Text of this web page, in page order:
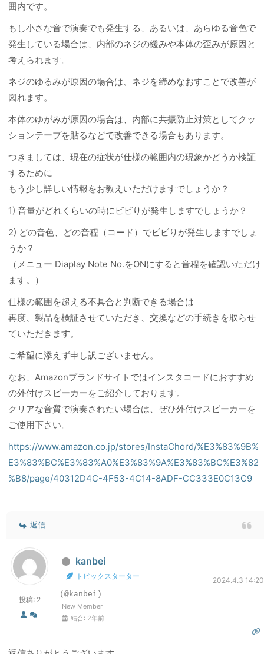
囲内です。
もし小さな音で演奏でも発生する、あるいは、あらゆる音色で
発生している場合は、内部のネジの緩みや本体の歪みが原因と
考えられます。
ネジのゆるみが原因の場合は、ネジを締めなおすことで改善が
図れます。
本体のゆがみが原因の場合は、内部に共振防止対策としてクッ
ションテープを貼るなどで改善できる場合もあります。
つきましては、現在の症状が仕様の範囲内の現象かどうか検証
するために
もう少し詳しい情報をお教えいただけますでしょうか？
1) 音量がどれくらいの時にビビりが発生しますでしょうか？
2) どの音色、どの音程（コード）でビビりが発生しますでしょ
うか？
（メニュー Diaplay Note No.をONにすると音程を確認いただけ
ます。）
仕様の範囲を超える不具合と判断できる場合は
再度、製品を検証させていただき、交換などの手続きを取らせ
ていただきます。
ご希望に添えず申し訳ございません。
なお、Amazonブランドサイトではインスタコードにおすすめ
の外付けスピーカーをご紹介しております。
クリアな音質で演奏されたい場合は、ぜひ外付けスピーカーを
ご使用下さい。
https://www.amazon.co.jp/stores/InstaChord/%E3%83%9B%
E3%83%BC%E3%83%A0%E3%83%9A%E3%83%BC%E3%82
%B8/page/40312D4C-4F53-4C14-8ADF-CC333E0C13C9
返信
投稿: 2
kanbei
トピックスターター
2024.4.3 14:20
(@kanbei)
New Member
結合: 2年前